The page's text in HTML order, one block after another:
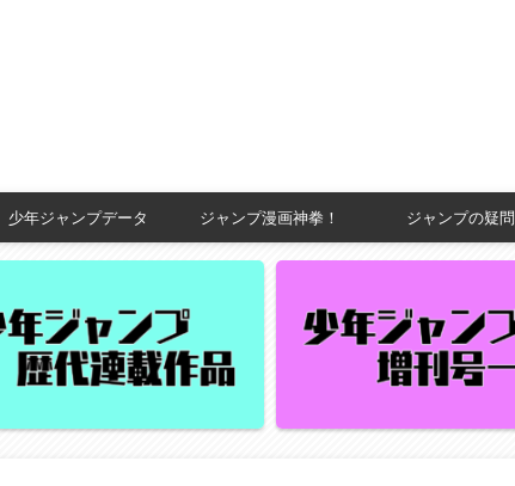
少年ジャンプデータ ジャンプ漫画神拳！ ジャンプの疑問